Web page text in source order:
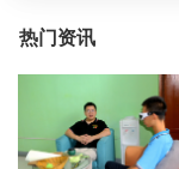
热门资讯